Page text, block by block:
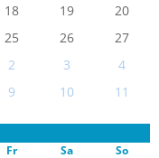
18 19
20
25 26
27
2 3
4
9 10 11
Fr Sa So